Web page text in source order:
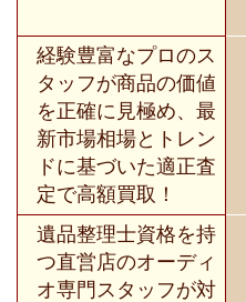
経験豊富なプロのス
タッフが商品の価値
を正確に見極め、最
新市場相場とトレン
ドに基づいた適正査
定で高額買取！
遺品整理士資格を持
つ直営店のオーディ
オ専門スタッフが対